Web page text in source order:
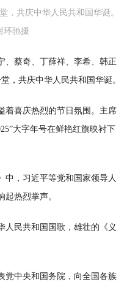
，共庆中华人民共和国华诞。
环驰摄
、蔡奇、丁薛祥、李希、韩正
，共庆中华人民共和国华诞。
着喜庆热烈的节日氛围。主席
大字年号在鲜艳红旗映衬下
中，习近平等党和国家领导人
热烈掌声。
人民共和国国歌，雄壮的《义
党中央和国务院，向全国各族